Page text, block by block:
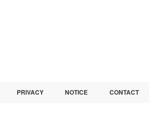
PRIVACY NOTICE CONTACT